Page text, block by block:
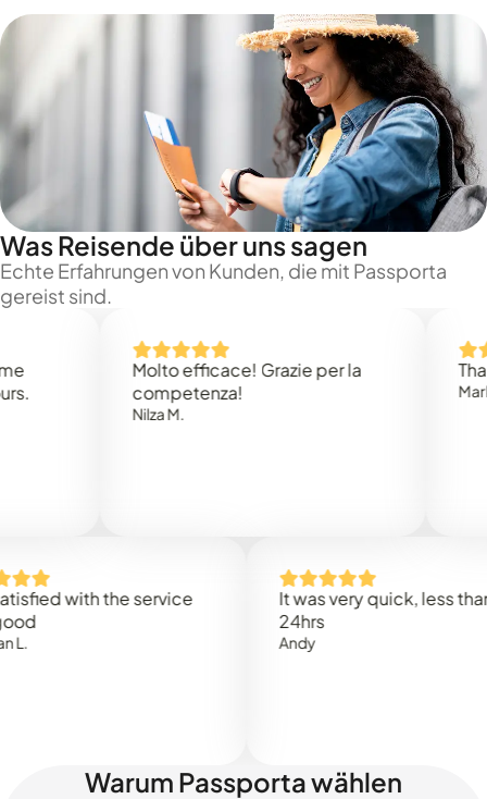
Was Reisende über uns sagen
Echte Erfahrungen von Kunden, die mit Passporta
gereist sind.
Molto efficace! Grazie per la
competenza!
Nilza M.
Thank
Mark N.
with the service
It was very quick, less than
24hrs
Warum Passporta wählen